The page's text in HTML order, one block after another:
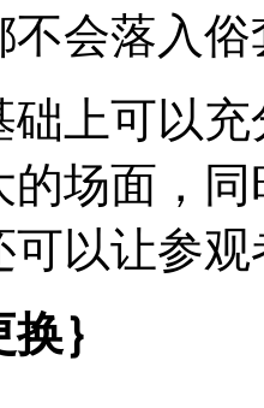
不会落入
础上可以
的场面，
可以让参
｝